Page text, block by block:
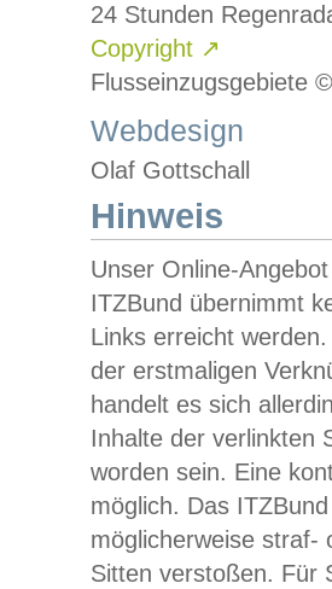
24 Stunden
Copyright ↗
Flusseinzugsgebiete
Webdesign
Olaf Gottschall
Hinweis
Unser Online-
ITZBund übernimmt
Links erreicht
der erstmaligen
handelt es sich
Inhalte der verlinkten
worden sein. Eine
möglich. Das
möglicherweise straf-
Sitten verstoßen. Für